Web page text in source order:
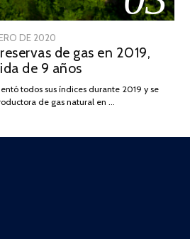
DE 2020
DE
JULIO
2025
de gas en 2019,
de 9 años
todos sus índices durante 2019 y se
de gas natural en …